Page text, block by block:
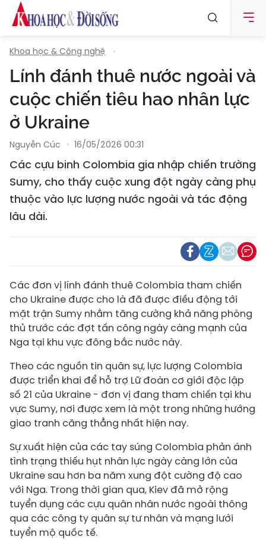
Khoa học & Công nghệ
Lính đánh thuê nước ngoài và
cuộc chiến tiêu hao nhân lực
ở Ukraine
Nguyễn Cúc 16/05/2026 00:31
Các cựu binh Colombia gia nhập chiến trường
Sumy, cho thấy cuộc xung đột ngày càng phụ
thuộc vào lực lượng nước ngoài và tác động
lâu dài.
Các đơn vị lính đánh thuê Colombia tham chiến
cho Ukraine được cho là đã được điều động tới
mặt trận Sumy nhằm tăng cường khả năng phòng
thủ trước các đợt tấn công ngày càng mạnh của
Nga tại khu vực đông bắc nước này.
Theo các nguồn tin quân sự, lực lượng Colombia
được triển khai để hỗ trợ Lữ đoàn cơ giới độc lập
số 21 của Ukraine - đơn vị đang tham chiến tại khu
vực Sumy, nơi được xem là một trong những hướng
giao tranh căng thẳng nhất hiện nay.
Sự xuất hiện của các tay súng Colombia phản ánh
tình trạng thiếu hụt nhân lực ngày càng lớn của
Ukraine sau hơn ba năm xung đột cường độ cao
với Nga. Trong thời gian qua, Kiev đã mở rộng
tuyển dụng các cựu quân nhân nước ngoài thông
qua các công ty quân sự tư nhân và mạng lưới
tuyển mộ quốc tế.